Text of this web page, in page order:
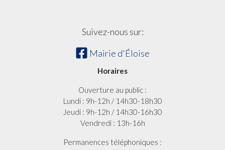
Suivez-nous sur:
Mairie d'Éloise
Horaires
Ouverture au public :
Lundi : 9h-12h / 14h30-18h30
Jeudi : 9h-12h / 14h30-16h30
Vendredi : 13h-16h
Permanences téléphoniques :